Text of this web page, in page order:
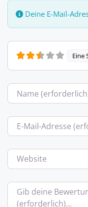
Deine E-Mail-
Eine
Name
E-Mail
Website
Bewertungstext